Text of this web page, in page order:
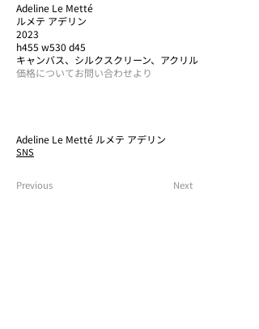
Adeline Le Metté
ルメテ アデリン
2023
h455 w530 d45
キャンバス、シルクスクリーン、アクリル
価格についてお問い合わせより
Adeline Le Metté ルメテ アデリン
SNS
Previous Next